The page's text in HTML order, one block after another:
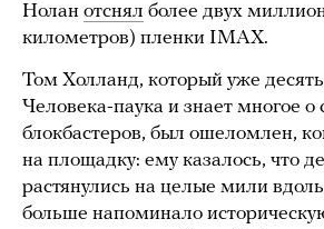
Нолан отснял более двух
километров) пленки IMAX.
Том Холланд, который уже десять
Человека-паука и знает многое о
блокбастеров, был ошеломлен,
на площадку: ему казалось, что
растянулись на целые мили
больше напоминало